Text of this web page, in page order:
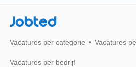
Jobted
Vacatures per categorie Vacatures
Vacatures per bedrijf